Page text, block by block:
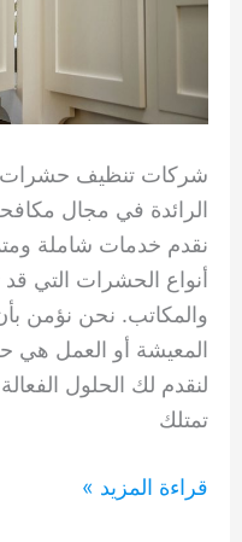
شركات تنظيف حشرات
الرائدة في مجال
نقدم خدمات شاملة
أنواع الحشرات التي
والمكاتب. نحن نؤمن
المعيشة أو العمل هي
لنقدم لك الحلول
تمتلك
شركات
قراءة المزيد »